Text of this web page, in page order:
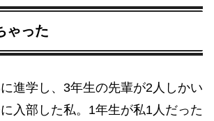
ゃった
進学し、3年生の先輩が2人しかい
入部した私。1年生が私1人だった